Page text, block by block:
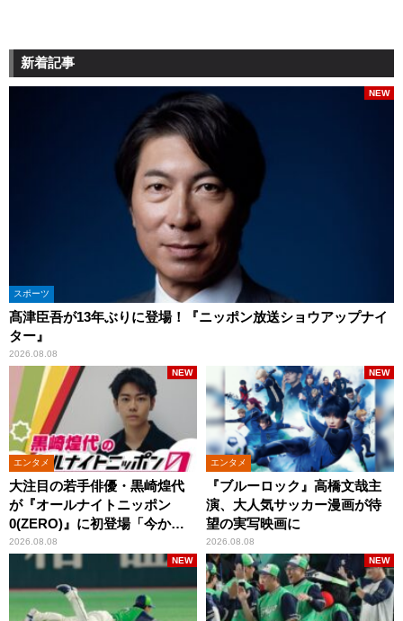
新着記事
スポーツ
髙津臣吾が13年ぶりに登場！『ニッポン放送ショウアップナイ
ター』
2026.08.08
NEW
エンタメ
大注目の若手俳優・黒崎煌代
が『オールナイトニッポン
0(ZERO)』に初登場「今から
とてもワクワクしておりま
す！」
2026.08.08
NEW
エンタメ
『ブルーロック』高橋文哉主
演、大人気サッカー漫画が待
望の実写映画に
2026.08.08
NEW
NEW NEW